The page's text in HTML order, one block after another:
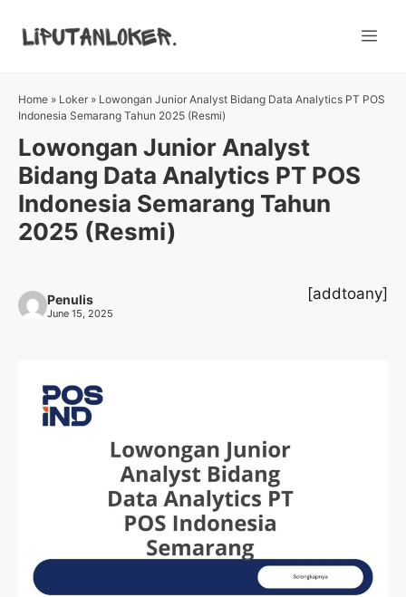
Home » Loker » Lowongan Junior Analyst Bidang Data Analytics PT POS
Indonesia Semarang Tahun 2025 (Resmi)
Lowongan Junior Analyst
Bidang Data Analytics PT POS
Indonesia Semarang Tahun
2025 (Resmi)
Penulis
June 15, 2025
[addtoany]